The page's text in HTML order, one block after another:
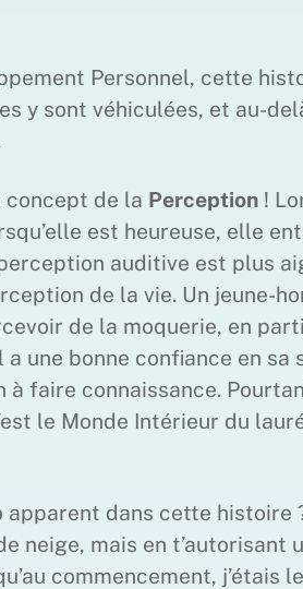
Personnel, cette
y sont véhiculées, et au-
de la Perception !
est heureuse, elle
auditive est plus
de la vie. Un jeune-
de la moquerie, en
a une bonne confiance en
faire connaissance.
le Monde Intérieur du
apparent dans cette histoire
neige, mais en t’autorisant
commencement, j’étais